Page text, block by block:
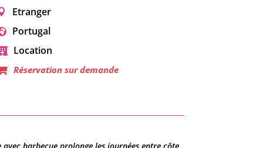
Etranger
Portugal
Location
Réservation sur demande